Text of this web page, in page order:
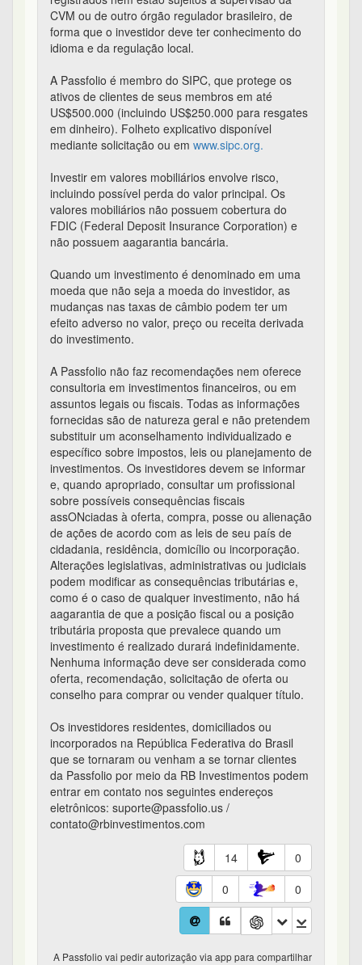
CVM ou de outro órgão regulador brasileiro, de
forma que o investidor deve ter conhecimento do
idioma e da regulação local.
A Passfolio é membro do SIPC, que protege os
ativos de clientes de seus membros em até
US$500.000 (incluindo US$250.000 para resgates
em dinheiro). Folheto explicativo disponível
mediante solicitação ou em www.sipc.org.
Investir em valores mobiliários envolve risco,
incluindo possível perda do valor principal. Os
valores mobiliários não possuem cobertura do
FDIC (Federal Deposit Insurance Corporation) e
não possuem aagarantia bancária.
Quando um investimento é denominado em uma
moeda que não seja a moeda do investidor, as
mudanças nas taxas de câmbio podem ter um
efeito adverso no valor, preço ou receita derivada
do investimento.
A Passfolio não faz recomendações nem oferece
consultoria em investimentos financeiros, ou em
assuntos legais ou fiscais. Todas as informações
fornecidas são de natureza geral e não pretendem
substituir um aconselhamento individualizado e
específico sobre impostos, leis ou planejamento de
investimentos. Os investidores devem se informar
e, quando apropriado, consultar um profissional
sobre possíveis consequências fiscais
assONciadas à oferta, compra, posse ou alienação
de ações de acordo com as leis de seu país de
cidadania, residência, domicílio ou incorporação.
Alterações legislativas, administrativas ou judiciais
podem modificar as consequências tributárias e,
como é o caso de qualquer investimento, não há
aagarantia de que a posição fiscal ou a posição
tributária proposta que prevalece quando um
investimento é realizado durará indefinidamente.
Nenhuma informação deve ser considerada como
oferta, recomendação, solicitação de oferta ou
conselho para comprar ou vender qualquer título.
Os investidores residentes, domiciliados ou
incorporados na República Federativa do Brasil
que se tornaram ou venham a se tornar clientes
da Passfolio por meio da RB Investimentos podem
entrar em contato nos seguintes endereços
eletrônicos: suporte@passfolio.us /
contato@rbinvestimentos.com
14
0
0
0
A Passfolio vai pedir autorização via app para compartilhar